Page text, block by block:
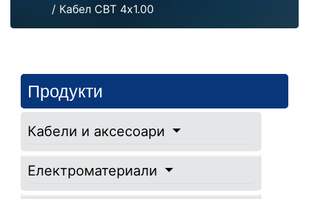
/ Кабел СВТ 4х1.00
Продукти
Кабели и аксесоари
Електроматериали